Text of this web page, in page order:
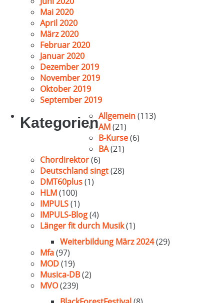
Mai 2020
April 2020
März 2020
Februar 2020
Januar 2020
Dezember 2019
November 2019
Oktober 2019
September 2019
KategorienAllgemein(113)
AM(21)
B-Kurse(6)
BA(21)
Chordirektor(6)
Deutschland singt(28)
DMT60plus(1)
HLM(100)
IMPULS(1)
IMPULS-Blog(4)
Länger fit durch Musik(1)
Weiterbildung März 2024(29)
Mfa(97)
MOD(19)
Musica-DB(2)
MVO(239)